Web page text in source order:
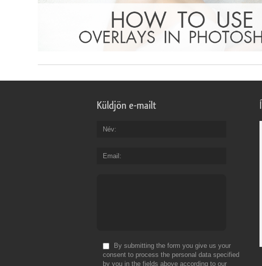
Küldjön e-mailt
Név
Email
By submitting the form you give us your
consent to process the personal data specified
by you in the fields above according to our